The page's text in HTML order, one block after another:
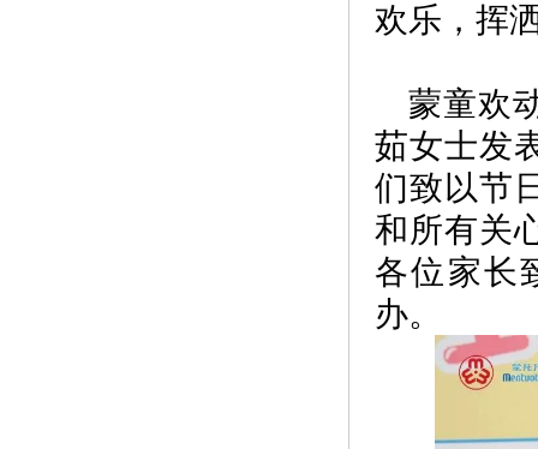
欢乐，挥
蒙童欢
茹女士发
们致以节
和所有关
各位家长
办。